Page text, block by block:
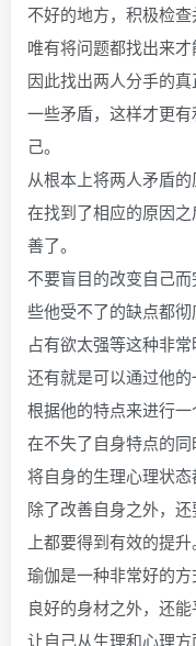
不好的地方，积极检查
唯有将问题都找出来才
因此找出两人分手的
一些矛盾，这样才更
己。
从根本上将两人矛盾
在找到了相应的原因
善了。
不要盲目的改变自己
些他受不了的缺点都
占有欲太强等这种非
还有就是可以通过他的
根据他的特点来进行一
在不失了自身特点的同
将自身的生理心理状
除了改善自身之外，
上都要得到有效的提升。
瑜伽是一种非常好的
良好的身材之外，还
让自己从生理和心理方